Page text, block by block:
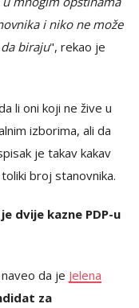
i niko ne može
biraju", rekao je
li oni koji ne žive u
izborima, ali da
je takav kakav
broj stanovnika.
dvije kazne PDP-u
da je Jelena
za